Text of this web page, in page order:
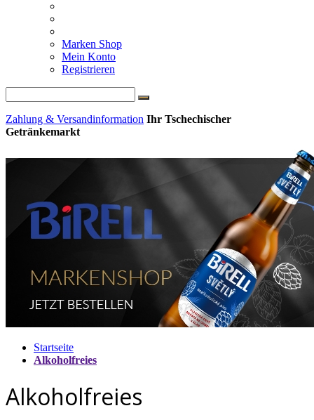
Marken Shop
Mein Konto
Registrieren
Zahlung & Versandinformation Ihr Tschechischer
Getränkemarkt
Startseite
Alkoholfreies
Alkoholfreies